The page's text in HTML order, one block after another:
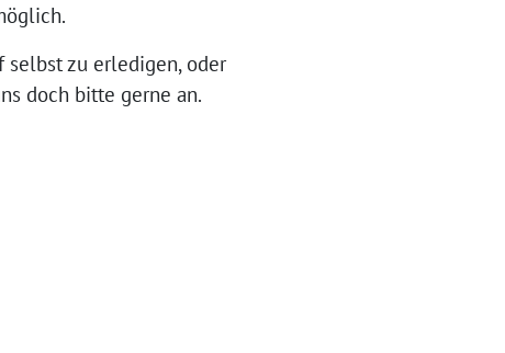
zu erledigen, oder
doch bitte gerne an.